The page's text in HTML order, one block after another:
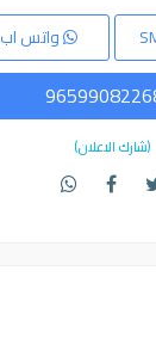
واتس اب
(شارك الاعلان)